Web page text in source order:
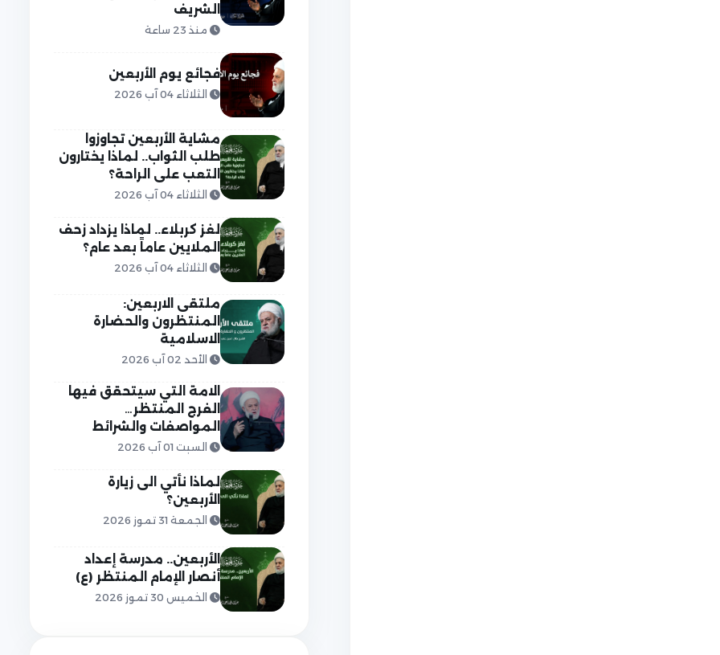
الشريف
منذ 23 ساعة
فجائع يوم الأربعين
الثلاثاء 04 آب 2026
مشاية الأربعين تجاوزوا
طلب الثواب.. لماذا يختارون
التعب على الراحة؟
الثلاثاء 04 آب 2026
لغز كربلاء.. لماذا يزداد زحف
الملايين عاماً بعد عام؟
الثلاثاء 04 آب 2026
ملتقى الاربعين:
المنتظرون والحضارة
الاسلامية
الأحد 02 آب 2026
الامة التي سيتحقق فيها
الفرج المنتظر…
المواصفات والشرائط
السبت 01 آب 2026
لماذا نأتي الى زيارة
الأربعين؟
الجمعة 31 تموز 2026
الأربعين.. مدرسة إعداد
أنصار الإمام المنتظر (ع)
الخميس 30 تموز 2026